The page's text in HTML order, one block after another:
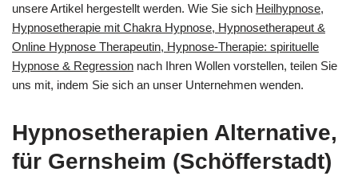
unsere Artikel hergestellt werden. Wie Sie sich Heilhypnose,
Hypnosetherapie mit Chakra Hypnose, Hypnosetherapeut &
Online Hypnose Therapeutin, Hypnose-Therapie: spirituelle
Hypnose & Regression nach Ihren Wollen vorstellen, teilen Sie
uns mit, indem Sie sich an unser Unternehmen wenden.
Hypnosetherapien Alternative,
für Gernsheim (Schöfferstadt)